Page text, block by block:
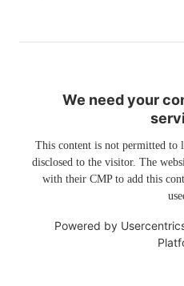
We need your
This content is not permitted to
disclosed to the visitor. The
with their CMP to add this
Powered by